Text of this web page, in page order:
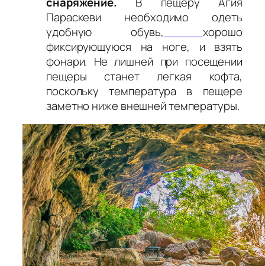
Параскеви необходимо одеть
удобную обувь,
хорошо
фиксирующуюся на ноге, и взять
фонари. Не лишней при посещении
пещеры станет легкая кофта,
поскольку температура в пещере
заметно ниже внешней температуры.